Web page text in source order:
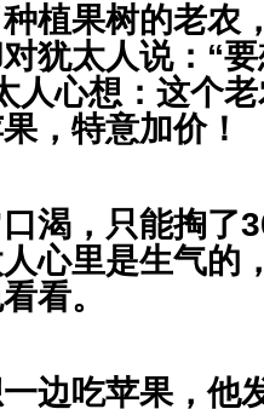
植果树的老农
犹太人说：“
人心想：这个
，特意加价！
渴，只能掏了
心里是生气的
看。
边吃苹果，他